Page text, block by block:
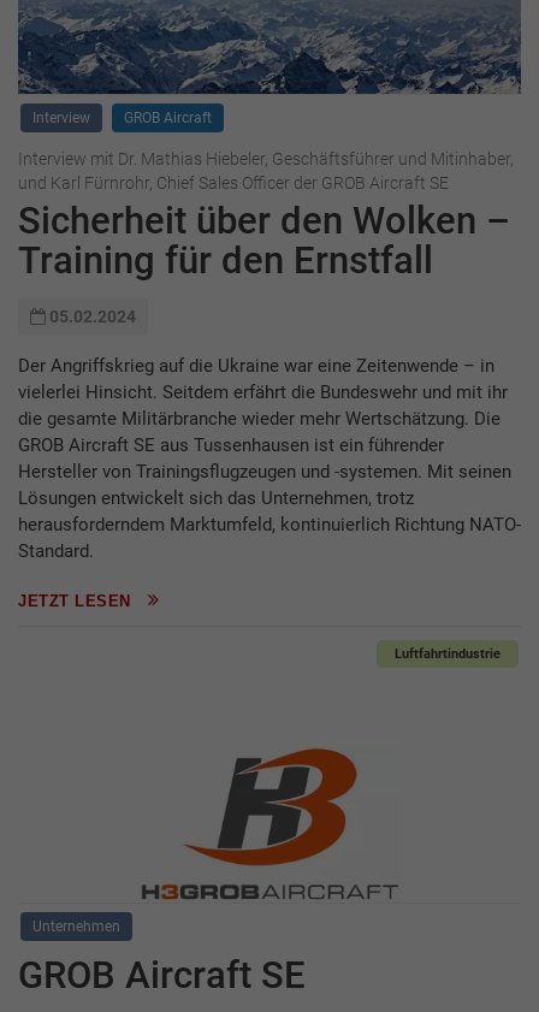
Interview GROB Aircraft
Interview mit Dr. Mathias Hiebeler, Geschäftsführer und Mitinhaber,
und Karl Fürnrohr, Chief Sales Officer der GROB Aircraft SE
Sicherheit über den Wolken –
Training für den Ernstfall
05.02.2024
Der Angriffskrieg auf die Ukraine war eine Zeitenwende – in
vielerlei Hinsicht. Seitdem erfährt die Bundeswehr und mit ihr
die gesamte Militärbranche wieder mehr Wertschätzung. Die
GROB Aircraft SE aus Tussenhausen ist ein führender
Hersteller von Trainingsflugzeugen und -systemen. Mit seinen
Lösungen entwickelt sich das Unternehmen, trotz
herausforderndem Marktumfeld, kontinuierlich Richtung NATO-
Standard.
JETZT LESEN
Luftfahrtindustrie
Unternehmen
GROB Aircraft SE